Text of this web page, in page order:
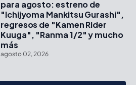
para agosto: estreno de
"Ichijyoma Mankitsu Gurashi",
regresos de "Kamen Rider
Kuuga", "Ranma 1/2" y mucho
más
agosto 02, 2026